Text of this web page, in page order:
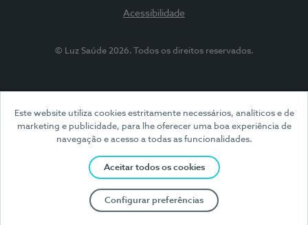
Este website utiliza cookies estritamente necessários, analíticos e de
marketing e publicidade, para lhe oferecer uma boa experiência de
navegação e acesso a todas as funcionalidades.
Aceitar todos os cookies
Configurar preferências
Acessibilidade
© Luz Saúde 2026. Todos os direitos reservados.